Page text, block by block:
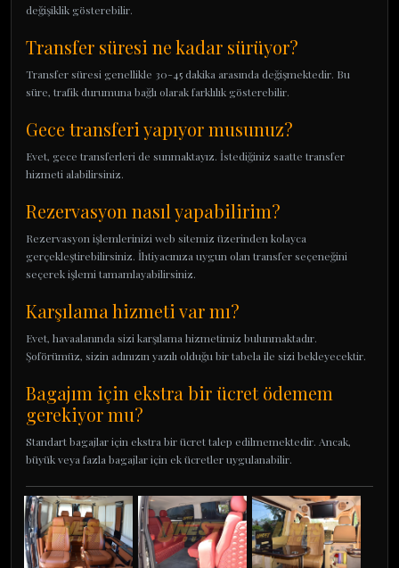
değişiklik gösterebilir.
Transfer süresi ne kadar sürüyor?
Transfer süresi genellikle 30-45 dakika arasında değişmektedir. Bu
süre, trafik durumuna bağlı olarak farklılık gösterebilir.
Gece transferi yapıyor musunuz?
Evet, gece transferleri de sunmaktayız. İstediğiniz saatte transfer
hizmeti alabilirsiniz.
Rezervasyon nasıl yapabilirim?
Rezervasyon işlemlerinizi web sitemiz üzerinden kolayca
gerçekleştirebilirsiniz. İhtiyacınıza uygun olan transfer seçeneğini
seçerek işlemi tamamlayabilirsiniz.
Karşılama hizmeti var mı?
Evet, havaalanında sizi karşılama hizmetimiz bulunmaktadır.
Şoförümüz, sizin adınızın yazılı olduğu bir tabela ile sizi bekleyecektir.
Bagajım için ekstra bir ücret ödemem
gerekiyor mu?
Standart bagajlar için ekstra bir ücret talep edilmemektedir. Ancak,
büyük veya fazla bagajlar için ek ücretler uygulanabilir.